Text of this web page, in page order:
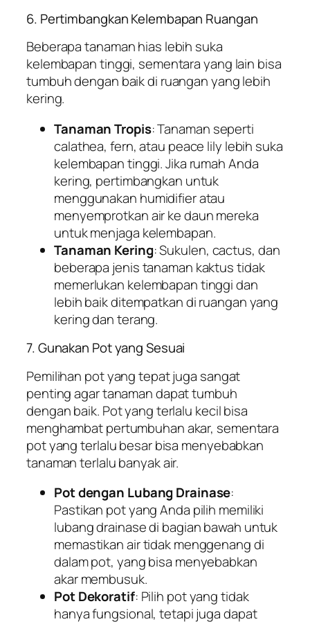
6. Pertimbangkan Kelembapan Ruangan
Beberapa tanaman hias lebih suka
kelembapan tinggi, sementara yang lain bisa
tumbuh dengan baik di ruangan yang lebih
kering.
Tanaman Tropis: Tanaman seperti
calathea, fern, atau peace lily lebih suka
kelembapan tinggi. Jika rumah Anda
kering, pertimbangkan untuk
menggunakan humidifier atau
menyemprotkan air ke daun mereka
untuk menjaga kelembapan.
Tanaman Kering: Sukulen, cactus, dan
beberapa jenis tanaman kaktus tidak
memerlukan kelembapan tinggi dan
lebih baik ditempatkan di ruangan yang
kering dan terang.
7. Gunakan Pot yang Sesuai
Pemilihan pot yang tepat juga sangat
penting agar tanaman dapat tumbuh
dengan baik. Pot yang terlalu kecil bisa
menghambat pertumbuhan akar, sementara
pot yang terlalu besar bisa menyebabkan
tanaman terlalu banyak air.
Pot dengan Lubang Drainase:
Pastikan pot yang Anda pilih memiliki
lubang drainase di bagian bawah untuk
memastikan air tidak menggenang di
dalam pot, yang bisa menyebabkan
akar membusuk.
Pot Dekoratif: Pilih pot yang tidak
hanya fungsional, tetapi juga dapat